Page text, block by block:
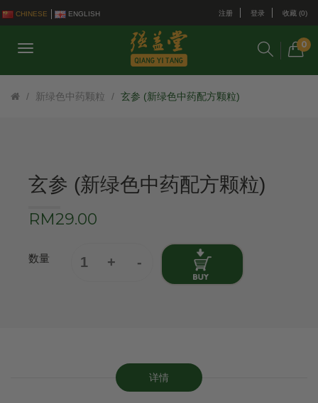
CHINESE ENGLISH 注册 登录 收藏 (0)
0
新绿色中药颗粒 玄参 (新绿色中药配方颗粒)
玄参 (新绿色中药配方颗粒)
RM29.00
数量
详情